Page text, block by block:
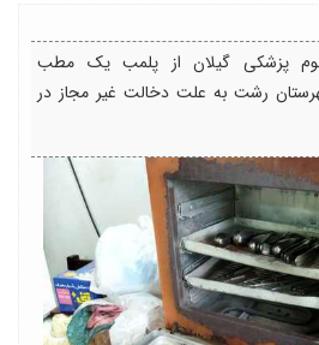
پزشکی گیلان از پلمب یک مطب
رشت به علت دخالت غیر مجاز در